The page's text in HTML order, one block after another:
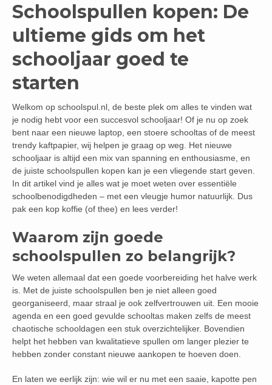
Schoolspullen kopen: De
ultieme gids om het
schooljaar goed te
starten
Welkom op schoolspul.nl, de beste plek om alles te vinden wat
je nodig hebt voor een succesvol schooljaar! Of je nu op zoek
bent naar een nieuwe laptop, een stoere schooltas of de meest
trendy kaftpapier, wij helpen je graag op weg. Het nieuwe
schooljaar is altijd een mix van spanning en enthousiasme, en
de juiste schoolspullen kopen kan je een vliegende start geven.
In dit artikel vind je alles wat je moet weten over essentiële
schoolbenodigdheden – met een vleugje humor natuurlijk. Dus
pak een kop koffie (of thee) en lees verder!
Waarom zijn goede
schoolspullen zo belangrijk?
We weten allemaal dat een goede voorbereiding het halve werk
is. Met de juiste schoolspullen ben je niet alleen goed
georganiseerd, maar straal je ook zelfvertrouwen uit. Een mooie
agenda en een goed gevulde schooltas maken zelfs de meest
chaotische schooldagen een stuk overzichtelijker. Bovendien
helpt het hebben van kwalitatieve spullen om langer plezier te
hebben zonder constant nieuwe aankopen te hoeven doen.
En laten we eerlijk zijn: wie wil er nu met een saaie, kapotte pen